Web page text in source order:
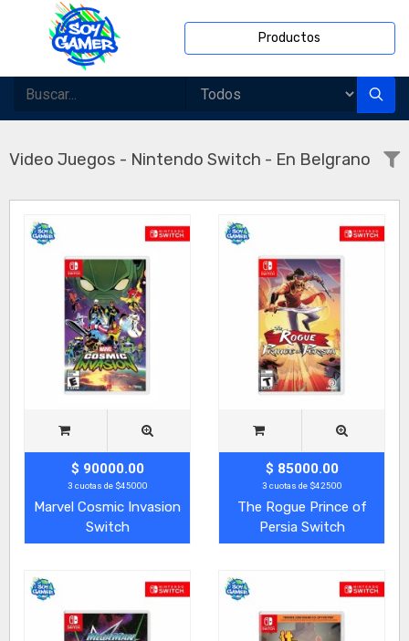
Productos
Video Juegos - Nintendo Switch - En Belgrano
$ 90000.00
3 cuotas de $45000
Marvel Cosmic Invasion
Switch
$ 85000.00
3 cuotas de $42500
The Rogue Prince of
Persia Switch